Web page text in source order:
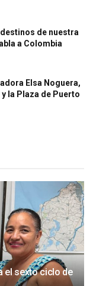
de nuestra
a Colombia
Elsa Noguera,
la Plaza de Puerto
el sexto ciclo de